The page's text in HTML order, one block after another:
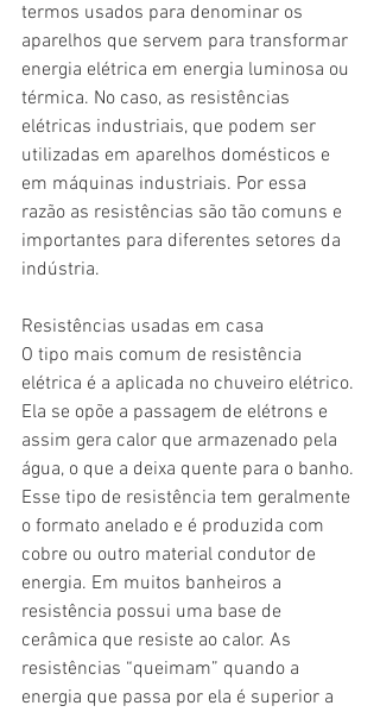
termos usados para denominar os
aparelhos que servem para transformar
energia elétrica em energia luminosa ou
térmica. No caso, as resistências
elétricas industriais, que podem ser
utilizadas em aparelhos domésticos e
em máquinas industriais. Por essa
razão as resistências são tão comuns e
importantes para diferentes setores da
indústria.
Resistências usadas em casa
O tipo mais comum de resistência
elétrica é a aplicada no chuveiro elétrico.
Ela se opõe a passagem de elétrons e
assim gera calor que armazenado pela
água, o que a deixa quente para o banho.
Esse tipo de resistência tem geralmente
o formato anelado e é produzida com
cobre ou outro material condutor de
energia. Em muitos banheiros a
resistência possui uma base de
cerâmica que resiste ao calor. As
resistências “queimam” quando a
energia que passa por ela é superior a